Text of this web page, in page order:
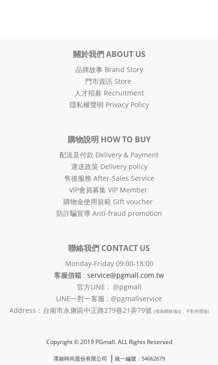
關於我們 ABOUT US
品牌故事 Brand Story
門市資訊 Store
人才招募 Recruitment
隱私權聲明 Privacy Policy
購物說明 HOW TO BUY
配送及付款 Delivery & Payment
運送政策 Delivery policy
售後服務 After-Sales Service
VIP會員募集 VIP Member
購物金使用規範 Gift voucher
防詐騙宣導 Anti-fraud promotion
聯絡我們 CONTACT US
Monday-Friday 09:00-18:00
客服信箱 : service@pgmall.com.tw
官方LINE : @pgmall
LINE一對一客服 : @pgmallservice
Address：台南市永康區中正路279巷21弄79號 (僅為聯絡地址，不對外開放)
Copyright © 2019 PGmall. ALL Rights Reserved
霈姬時尚股份有限公司 ❘ 統一編號：54062679